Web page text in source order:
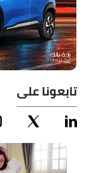
تابعونا على